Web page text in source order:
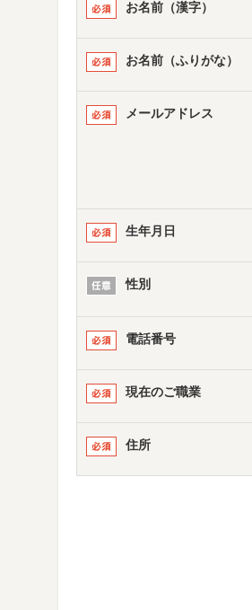
お名前（漢字）
お名前（ふりがな）
メールアドレス
生年月日
性別
電話番号
現在のご職業
住所